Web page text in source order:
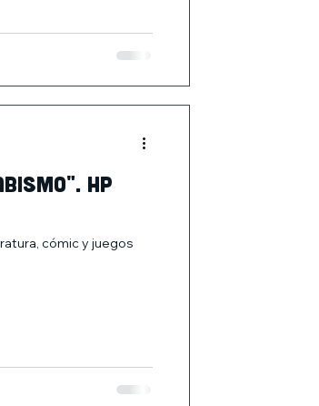
HP
cómic y juegos